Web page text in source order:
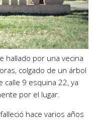
hallado por una vecina
colgado de un árbol
calle 9 esquina 22, ya
por el lugar.
hace varios años